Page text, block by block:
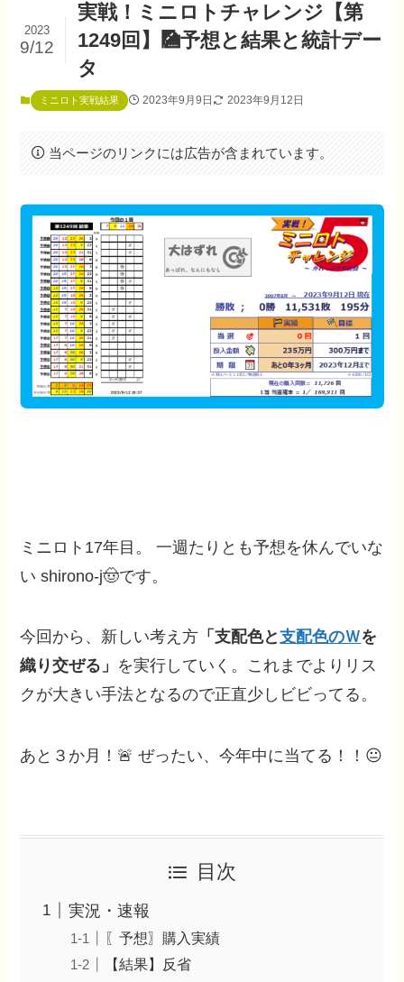
実戦！ミニロトチャレンジ【第
1249回】🎑予想と結果と統計デー
タ
2023
9/12
ミニロト実戦結果 2023年9月9日 2023年9月12日
当ページのリンクには広告が含まれています。
ミニロト17年目。 一週たりとも予想を休んでいな
い shirono-j🤠です。
今回から、新しい考え方 「支配色と支配色のＷを
織り交ぜる」 を実行していく。これまでよりリス
クが大きい手法となるので正直少しビビってる。
あと３か月！🚨 ぜったい、今年中に当てる！！😐
目次
実況・速報
〖予想〗購入実績
【結果】反省